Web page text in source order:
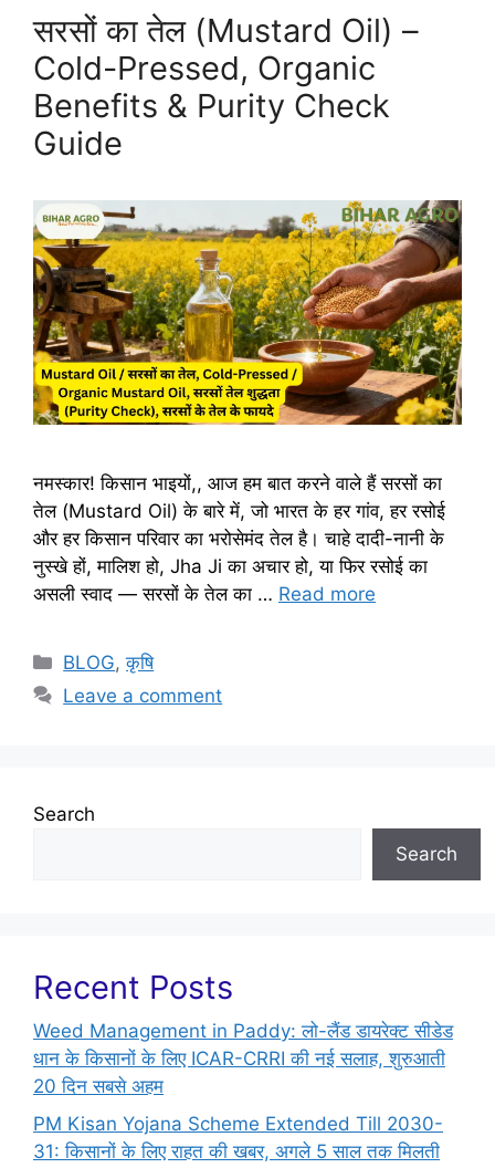
सरसों का तेल (Mustard Oil) –
Cold-Pressed, Organic
Benefits & Purity Check
Guide
नमस्कार! किसान भाइयों,, आज हम बात करने वाले हैं सरसों का
तेल (Mustard Oil) के बारे में, जो भारत के हर गांव, हर रसोई
और हर किसान परिवार का भरोसेमंद तेल है। चाहे दादी-नानी के
नुस्खे हों, मालिश हो, Jha Ji का अचार हो, या फिर रसोई का
असली स्वाद — सरसों के तेल का … Read more
BLOG,कृषि
Leave a comment
Search
Search
Recent Posts
Weed Management in Paddy: लो-लैंड डायरेक्ट सीडेड
धान के किसानों के लिए ICAR-CRRI की नई सलाह, शुरुआती
20 दिन सबसे अहम
PM Kisan Yojana Scheme Extended Till 2030-
31: किसानों के लिए राहत की खबर, अगले 5 साल तक मिलती